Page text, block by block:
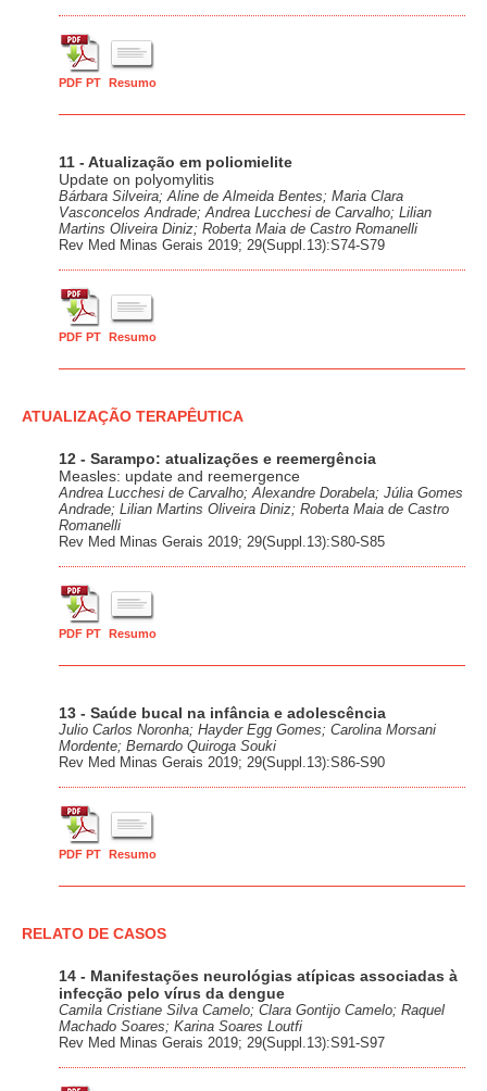
PDF PT Resumo
11 - Atualização em poliomielite
Update on polyomylitis
Bárbara Silveira; Aline de Almeida Bentes; Maria Clara
Vasconcelos Andrade; Andrea Lucchesi de Carvalho; Lilian
Martins Oliveira Diniz; Roberta Maia de Castro Romanelli
Rev Med Minas Gerais 2019; 29(Suppl.13):S74-S79
PDF PT Resumo
ATUALIZAÇÃO TERAPÊUTICA
12 - Sarampo: atualizações e reemergência
Measles: update and reemergence
Andrea Lucchesi de Carvalho; Alexandre Dorabela; Júlia Gomes
Andrade; Lilian Martins Oliveira Diniz; Roberta Maia de Castro
Romanelli
Rev Med Minas Gerais 2019; 29(Suppl.13):S80-S85
PDF PT Resumo
13 - Saúde bucal na infância e adolescência
Julio Carlos Noronha; Hayder Egg Gomes; Carolina Morsani
Mordente; Bernardo Quiroga Souki
Rev Med Minas Gerais 2019; 29(Suppl.13):S86-S90
PDF PT Resumo
RELATO DE CASOS
14 - Manifestações neurológias atípicas associadas à
infecção pelo vírus da dengue
Camila Cristiane Silva Camelo; Clara Gontijo Camelo; Raquel
Machado Soares; Karina Soares Loutfi
Rev Med Minas Gerais 2019; 29(Suppl.13):S91-S97